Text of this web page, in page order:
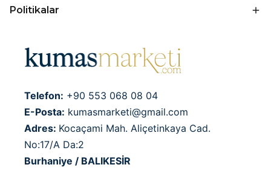
Politikalar
Telefon: +90 553 068 08 04
E-Posta: kumasmarketi@gmail.com
Adres: Kocaçami Mah. Aliçetinkaya Cad.
No:17/A Da:2
Burhaniye / BALIKESİR